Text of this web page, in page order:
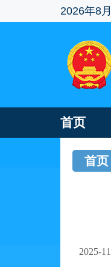
2026年8
首页
首页
2025-